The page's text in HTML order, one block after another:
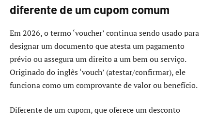
diferente de um cupom comum
Em 2026, o termo ‘voucher’ continua sendo usado para
designar um documento que atesta um pagamento
prévio ou assegura um direito a um bem ou serviço.
Originado do inglês ‘vouch’ (atestar/confirmar), ele
funciona como um comprovante de valor ou benefício.
Diferente de um cupom, que oferece um desconto